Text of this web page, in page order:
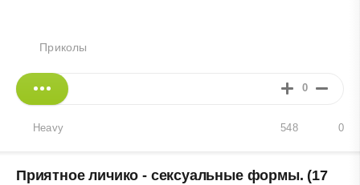
Приколы
0
Heavy 0
548
Приятное личико - сексуальные формы. (17